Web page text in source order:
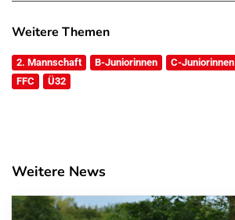
Weitere Themen
2. Mannschaft B-Juniorinnen C-Juniorinnen
FFC
Ü32
Weitere News